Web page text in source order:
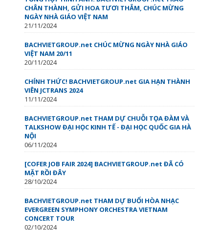
CHÂN THÀNH, GỬI HOA TƯƠI THẮM, CHÚC MỪNG
NGÀY NHÀ GIÁO VIỆT NAM
21/11/2024
BACHVIETGROUP.net CHÚC MỪNG NGÀY NHÀ GIÁO
VIỆT NAM 20/11
20/11/2024
CHÍNH THỨC! BACHVIETGROUP.net GIA HẠN THÀNH
VIÊN JCTRANS 2024
11/11/2024
BACHVIETGROUP.net THAM DỰ CHUỖI TỌA ĐÀM VÀ
TALKSHOW ĐẠI HỌC KINH TẾ - ĐẠI HỌC QUỐC GIA HÀ
NỘI
06/11/2024
[COFER JOB FAIR 2024] BACHVIETGROUP.net ĐÃ CÓ
MẶT RỒI ĐÂY
28/10/2024
BACHVIETGROUP.net THAM DỰ BUỔI HÒA NHẠC
EVERGREEN SYMPHONY ORCHESTRA VIETNAM
CONCERT TOUR
02/10/2024